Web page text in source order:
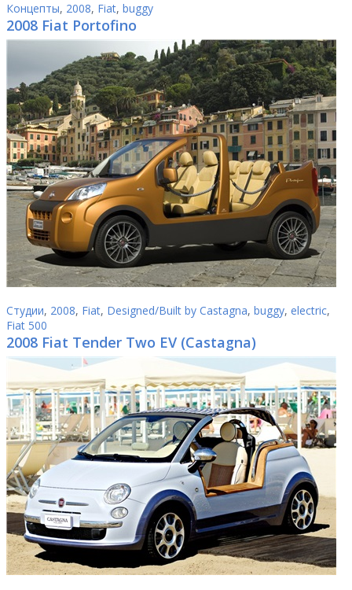
Концепты, 2008, Fiat, buggy
2008 Fiat Portofino
Студии, 2008, Fiat, Designed/Built by Castagna, buggy, electric,
Fiat 500
2008 Fiat Tender Two EV (Castagna)